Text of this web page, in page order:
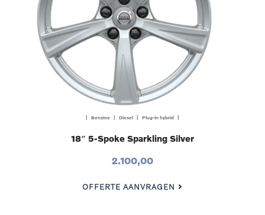
| Benzine | Diesel | Plug-in hybrid |
18″ 5-Spoke Sparkling Silver
2.100,00
OFFERTE AANVRAGEN